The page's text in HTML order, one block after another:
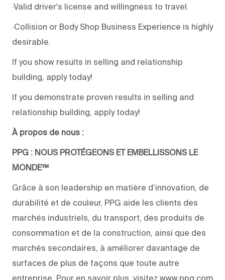
·Valid driver's license and willingness to travel.
·Collision or Body Shop Business Experience is highly
desirable.
If you show results in selling and relationship
building, apply today!
If you demonstrate proven results in selling and
relationship building, apply today!
À propos de nous :
PPG : NOUS PROTÉGEONS ET EMBELLISSONS LE
MONDE™
Grâce à son leadership en matière d’innovation, de
durabilité et de couleur, PPG aide les clients des
marchés industriels, du transport, des produits de
consommation et de la construction, ainsi que des
marchés secondaires, à améliorer davantage de
surfaces de plus de façons que toute autre
entreprise. Pour en savoir plus, visitez www.ppg.com